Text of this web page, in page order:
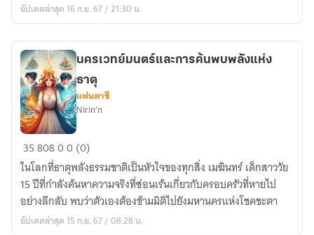
อัปเดตล่าสุด 16 ก.ย. 67 / 21:30 น.
นคร
เวทย์
มนตร์
และ
การ
ค้น
นครเวทย์มนตร์และการค้นพบพลังแห่ง
ธาตุ
แฟนตาซี
Nirin’n
3580800 (0)
ในโลกที่ธาตุพลังธรรมชาติเป็นหัวใจของทุกสิ่ง เมฆินทร์ เด็กสาววัย
15 ปีที่กำลังค้นหาความจริงที่ซ่อนเร้นเกี่ยวกับครอบครัวที่หายไป
อย่างลึกลับ พบว่าตัวเองต้องข้ามมิติไปยังมหานครแห่งโชคชะตา
อัปเดตล่าสุด 15 ก.ย. 67 / 08:28 น.